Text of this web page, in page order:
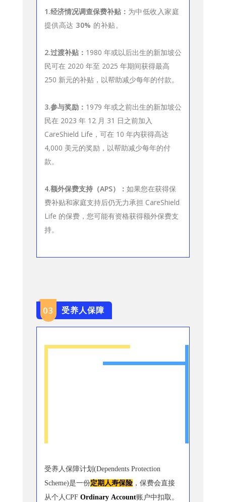
1.经济情况调查保费补贴： 为中低收入家庭
提供高达 30% 的补贴。
2.过渡补贴： 1980 年或以后出生的新加坡公
民可在 2020 年至 2025 年期间获得最高
250 新元的补贴，以帮助减少每年的付款。
3.参与奖励： 1979 年或之前出生的新加坡公
民在 2023 年 12 月 31 日之前加入
CareShield Life，可在 10 年内获得高达
4,000 美元的奖励，以帮助减少每年的付
款。
4.额外保费支持（APS）： 如果您在获得保
费补贴和家庭支持后仍无力承担 CareShield
Life 的保费，您可能有资格获得额外保费支
持。
03 受养人保障
受养人保障计划(Dependents Protection
Scheme)是一份定期人寿保险，保费会直接
从个人CPF Ordinary Account账户中扣取。